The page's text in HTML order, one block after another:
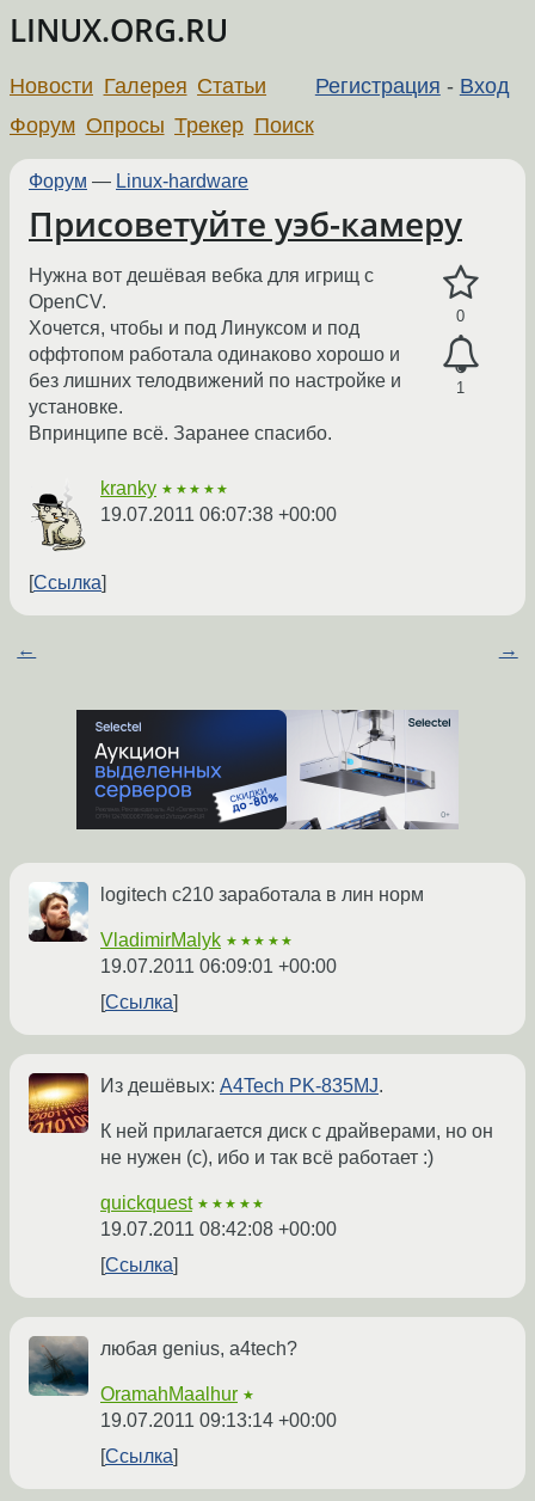
LINUX.ORG.RU
Регистрация - Вход
Новости Галерея Статьи
Форум Опросы Трекер Поиск
Форум — Linux-hardware
Присоветуйте уэб-камеру
0
1
Нужна вот дешёвая вебка для игрищ с
OpenCV.
Хочется, чтобы и под Линуксом и под
оффтопом работала одинаково хорошо и
без лишних телодвижений по настройке и
установке.
Впринципе всё. Заранее спасибо.
kranky ★★★★★
19.07.2011 06:07:38 +00:00
Ссылка
← →
logitech c210 заработала в лин норм
VladimirMalyk ★★★★★
19.07.2011 06:09:01 +00:00
Ссылка
Из дешёвых: A4Tech PK-835MJ.
К ней прилагается диск с драйверами, но он
не нужен (с), ибо и так всё работает :)
quickquest ★★★★★
19.07.2011 08:42:08 +00:00
Ссылка
любая genius, a4tech?
OramahMaalhur ★
19.07.2011 09:13:14 +00:00
Ссылка